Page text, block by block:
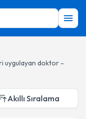
uygulayan doktor -
Akıllı Sıralama